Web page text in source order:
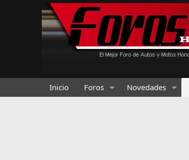
Inicio Foros Novedades